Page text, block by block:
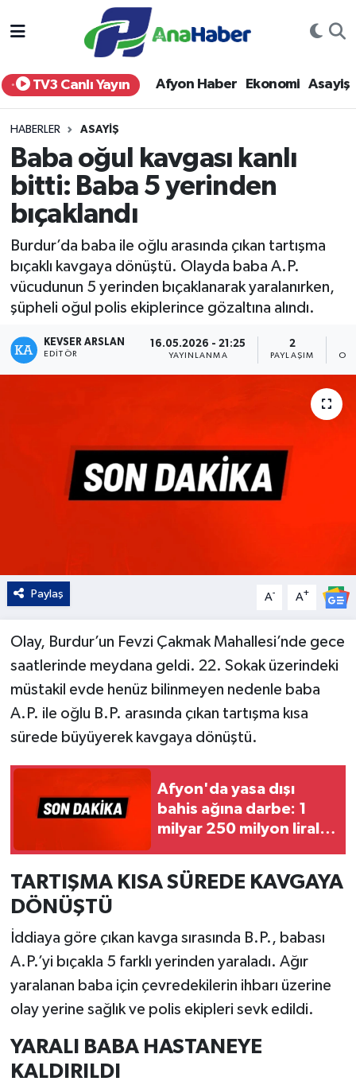
TV3 Canlı Yayın Afyon Haber Ekonomi Asayiş
HABERLER ASAYIŞ
Baba oğul kavgası kanlı
bitti: Baba 5 yerinden
bıçaklandı
Burdur’da baba ile oğlu arasında çıkan tartışma
bıçaklı kavgaya dönüştü. Olayda baba A.P.
vücudunun 5 yerinden bıçaklanarak yaralanırken,
şüpheli oğul polis ekiplerince gözaltına alındı.
KEVSER ARSLAN
EDITÖR
16.05.2026 - 21:25
YAYINLANMA
2
PAYLAŞIM
Paylaş A- A+
Olay, Burdur’un Fevzi Çakmak Mahallesi’nde gece
saatlerinde meydana geldi. 22. Sokak üzerindeki
müstakil evde henüz bilinmeyen nedenle baba
A.P. ile oğlu B.P. arasında çıkan tartışma kısa
sürede büyüyerek kavgaya dönüştü.
Afyon'da yasa dışı
bahis ağına darbe: 1
milyar 250 milyon liralık
TARTIŞMA KISA SÜREDE KAVGAYA
DÖNÜŞTÜ
İddiaya göre çıkan kavga sırasında B.P., babası
A.P.’yi bıçakla 5 farklı yerinden yaraladı. Ağır
yaralanan baba için çevredekilerin ihbarı üzerine
olay yerine sağlık ve polis ekipleri sevk edildi.
YARALI BABA HASTANEYE
KALDIRILDI
Yurt Haber
Afyon Haber
Siyaset
Spor
Eğitim
Sağlık
Teknoloji
Afyonkarahisar Nöbetçi Eczaneler
Afyonkarahisar Hava Durumu
Afyonkarahisar Trafik Yoğunluk Haritası
Süper Lig Puan Durumu ve Fikstür
Tüm Manşetler
Son Dakika Haberleri
Haber Arşivi